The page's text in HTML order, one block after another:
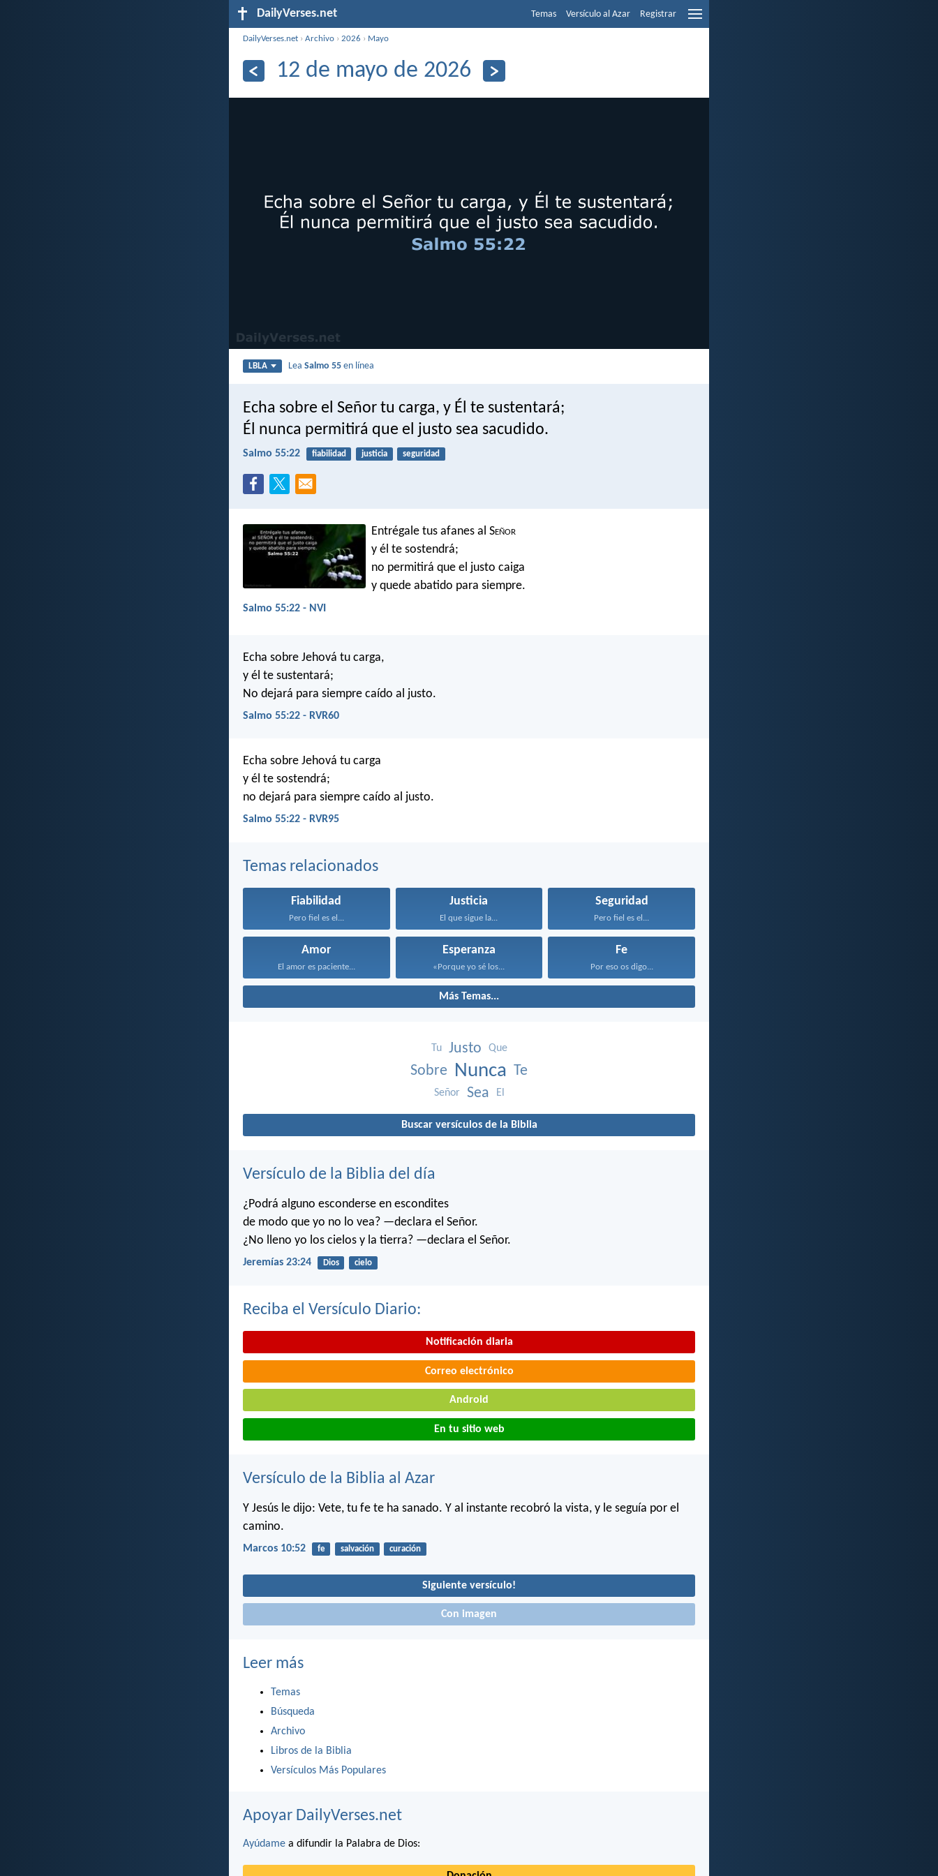
DailyVerses.net Temas Versículo al Azar Registrar
DailyVerses.net ›Archivo ›2026 › Mayo
12 de mayo de 2026
LBLA LeaSalmo 55 en línea
Echa sobre el Señor tu carga, y Él te sustentará;
Él nunca permitirá que el justo sea sacudido.
Salmo 55:22 fiabilidad justicia seguridad
Entrégale tus afanes al Señor
y él te sostendrá;
no permitirá que el justo caiga
y quede abatido para siempre.
Salmo 55:22 - NVI
Echa sobre Jehová tu carga,
y él te sustentará;
No dejará para siempre caído al justo.
Salmo 55:22 - RVR60
Echa sobre Jehová tu carga
y él te sostendrá;
no dejará para siempre caído al justo.
Salmo 55:22 - RVR95
Temas relacionados
Fiabilidad
Pero fiel es el...
Justicia
El que sigue la...
Seguridad
Pero fiel es el...
Amor
El amor es paciente...
Esperanza
«Porque yo sé los...
Fe
Por eso os digo...
Más Temas...
Tu Justo Que
Sobre Nunca Te
Señor Sea El
Buscar versículos de la Biblia
Versículo de la Biblia del día
¿Podrá alguno esconderse en escondites
de modo que yo no lo vea? —declara el Señor.
¿No lleno yo los cielos y la tierra? —declara el Señor.
Jeremías 23:24 Dios cielo
Reciba el Versículo Diario:
Notificación diaria
Correo electrónico
Android
En tu sitio web
Versículo de la Biblia al Azar
Y Jesús le dijo: Vete, tu fe te ha sanado. Y al instante recobró la vista, y le seguía por el
camino.
Marcos 10:52 fe salvación curación
Siguiente versículo!
Con imagen
Leer más
Temas
Búsqueda
Archivo
Libros de la Biblia
Versículos Más Populares
Apoyar DailyVerses.net
Ayúdame a difundir la Palabra de Dios: